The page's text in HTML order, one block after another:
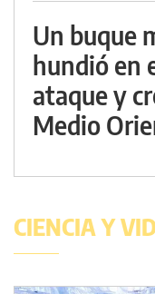
Un buque
hundió en
ataque y
Medio
CIENCIA Y